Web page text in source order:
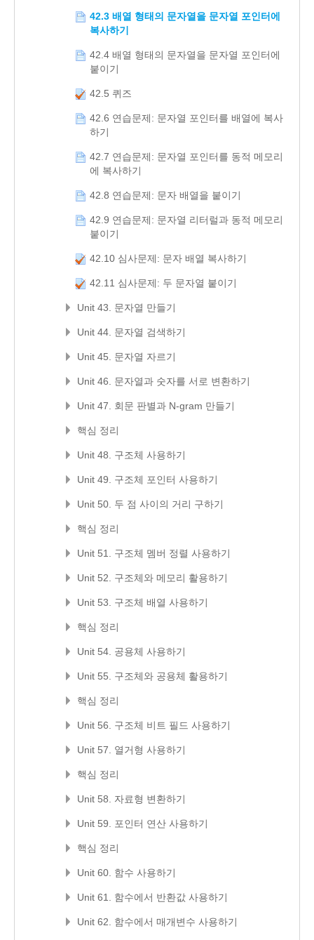
42.3 배열 형태의 문자열을 문자열 포인터에
복사하기
42.4 배열 형태의 문자열을 문자열 포인터에
붙이기
42.5 퀴즈
42.6 연습문제: 문자열 포인터를 배열에 복사
하기
42.7 연습문제: 문자열 포인터를 동적 메모리
에 복사하기
42.8 연습문제: 문자 배열을 붙이기
42.9 연습문제: 문자열 리터럴과 동적 메모리
붙이기
42.10 심사문제: 문자 배열 복사하기
42.11 심사문제: 두 문자열 붙이기
Unit 43. 문자열 만들기
Unit 44. 문자열 검색하기
Unit 45. 문자열 자르기
Unit 46. 문자열과 숫자를 서로 변환하기
Unit 47. 회문 판별과 N-gram 만들기
핵심 정리
Unit 48. 구조체 사용하기
Unit 49. 구조체 포인터 사용하기
Unit 50. 두 점 사이의 거리 구하기
핵심 정리
Unit 51. 구조체 멤버 정렬 사용하기
Unit 52. 구조체와 메모리 활용하기
Unit 53. 구조체 배열 사용하기
핵심 정리
Unit 54. 공용체 사용하기
Unit 55. 구조체와 공용체 활용하기
핵심 정리
Unit 56. 구조체 비트 필드 사용하기
Unit 57. 열거형 사용하기
핵심 정리
Unit 58. 자료형 변환하기
Unit 59. 포인터 연산 사용하기
핵심 정리
Unit 60. 함수 사용하기
Unit 61. 함수에서 반환값 사용하기
Unit 62. 함수에서 매개변수 사용하기